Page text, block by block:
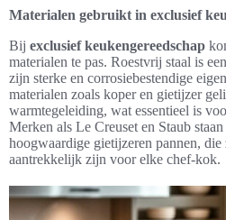
Materialen gebruikt in exclusief
Bij exclusief keukengereedschap
materialen te pas. Roestvrij staal is
zijn sterke en corrosiebestendige
materialen zoals koper en gietijzer
warmtegeleiding, wat essentieel is
Merken als Le Creuset en Staub
hoogwaardige gietijzeren pannen,
aantrekkelijk zijn voor elke chef-kok.